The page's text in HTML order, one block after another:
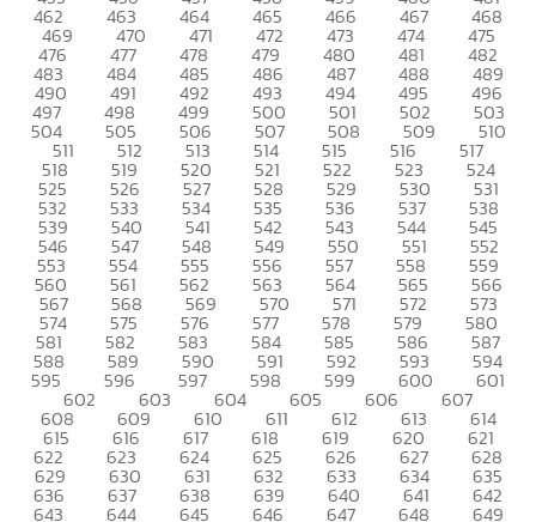
462 463 464 465 466 467 468
469 470 471 472 473 474 475
476 477 478 479 480 481 482
483 484 485 486 487 488 489
490 491 492 493 494 495 496
497 498 499 500 501 502 503
504 505 506 507 508 509 510
511 512 513 514 515 516 517
518 519 520 521 522 523 524
525 526 527 528 529 530 531
532 533 534 535 536 537 538
539 540 541 542 543 544 545
546 547 548 549 550 551 552
553 554 555 556 557 558 559
560 561 562 563 564 565 566
567 568 569 570 571 572 573
574 575 576 577 578 579 580
581 582 583 584 585 586 587
588 589 590 591 592 593 594
595 596 597 598 599 600 601
602 603 604 605 606 607
608 609 610 611 612 613 614
615 616 617 618 619 620 621
622 623 624 625 626 627 628
629 630 631 632 633 634 635
636 637 638 639 640 641 642
643 644 645 646 647 648 649